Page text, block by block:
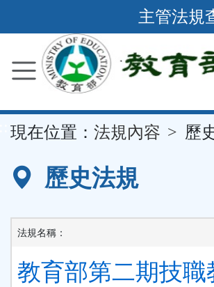
到
要
容
區
主管法規
現在位置： 法規內容 歷
歷史法規
法規名稱：
教育部第二期技